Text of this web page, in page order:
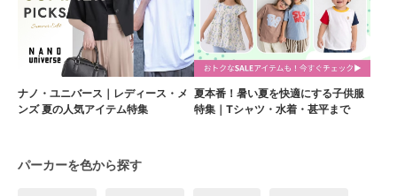
ナノ・ユニバース｜レディース・メ
ンズ 夏の人気アイテム特集
夏本番！暑い夏を快適にする子供服
特集｜Tシャツ・水着・甚平まで
パーカーを色から探す